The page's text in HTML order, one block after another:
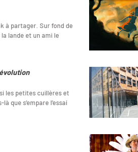
à partager. Sur fond de
lande et un ami le
les petites cuillères et
que s’empare l’essai